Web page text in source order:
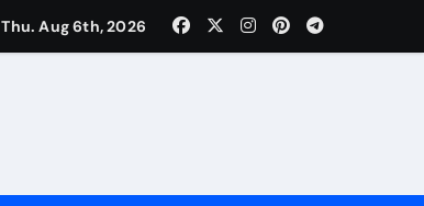
Thu. Aug 6th, 2026